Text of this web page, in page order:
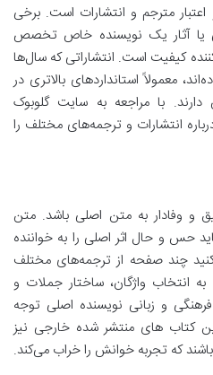
اعتبار مترجم و انتشارات است. برخی
یا آثار یک نویسنده خاص تخصص
کیفیت است. انتشاراتی که سال‌ها
معمولاً استانداردهای بالاتری در
با مراجعه به سایت گلوبوک
انتشارات و ترجمه‌های مختلف را
و وفادار به متن اصلی باشد. متن
حس و حال اثر اصلی را به خواننده
چند صفحه از ترجمه‌های مختلف
انتخاب واژگان، ساختار جملات و
و زبانی نویسنده اصلی توجه
کتاب های منتشر شده خارجی نیز
که تجربه خوانش را خراب می‌کند.